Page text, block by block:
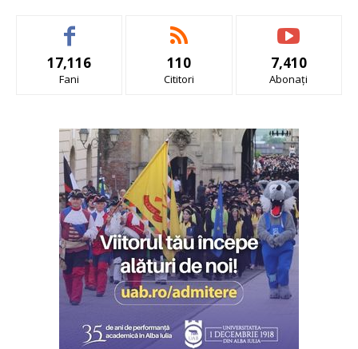
17,116
Fani
110
Cititori
7,410
Abonați